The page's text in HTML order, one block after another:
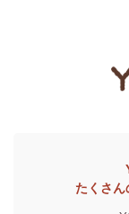
たくさん